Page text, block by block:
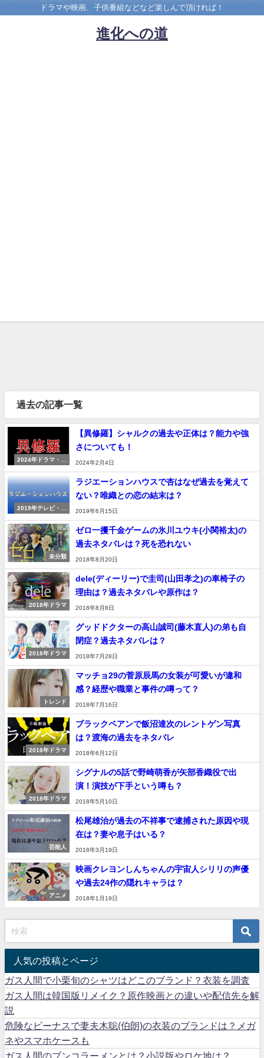
ドラマや映画、子供番組などなど楽しんで頂ければ！
進化への道
過去の記事一覧
2024年ドラマ・映
【異修羅】シャルクの過去や正体は？能力や強
さについても！
2024年2月4日
2019年テレビ・ド
ラジエーションハウスで杏はなぜ過去を覚えて
ない？唯織との恋の結末は？
2019年6月15日
未分類
ゼロ一攫千金ゲームの氷川ユウキ(小関裕太)の
過去ネタバレは？死を恐れない
2018年8月20日
2018年ドラマ
dele(ディーリー)で圭司(山田孝之)の車椅子の
理由は？過去ネタバレや原作は？
2018年8月8日
2018年ドラマ
グッドドクターの高山誠司(藤木直人)の弟も自
閉症？過去ネタバレは？
2018年7月28日
トレンド
マッチョ29の菅原辰馬の女装が可愛いが違和
感？経歴や職業と事件の噂って？
2018年7月16日
2018年ドラマ
ブラックペアンで飯沼達次のレントゲン写真
は？渡海の過去をネタバレ
2018年6月12日
2018年ドラマ
シグナルの5話で野崎萌香が矢部香織役で出
演！演技が下手という噂も？
2018年5月10日
芸能人
松尾雄治が過去の不祥事で逮捕された原因や現
在は？妻や息子はいる？
2018年3月19日
アニメ
映画クレヨンしんちゃんの宇宙人シリリの声優
や過去24作の隠れキャラは？
2018年1月19日
人気の投稿とページ
ガス人間で小栗旬のシャツはどこのブランド？衣装を調査
ガス人間は韓国版リメイク？原作映画との違いや配信先を解
説
危険なビーナスで妻夫木聡(伯朗)の衣装のブランドは？メガ
ネやスマホケースも
ガス人間のブンコラーメンとは？小説版やロケ地は？